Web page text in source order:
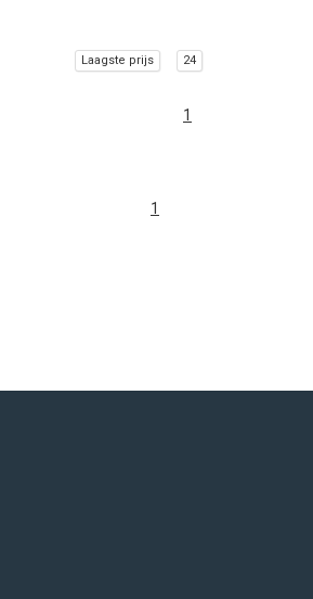
Laagste prijs 24
1
1